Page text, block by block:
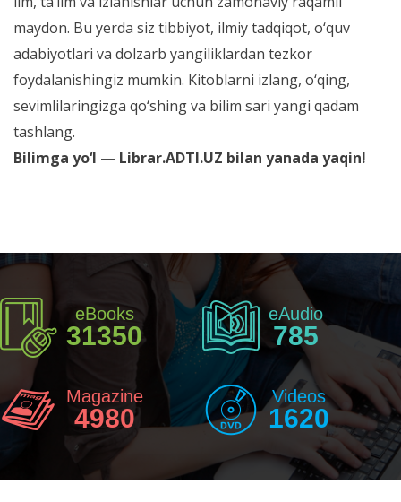
maydon. Bu yerda siz tibbiyot, ilmiy tadqiqot, o‘quv
adabiyotlari va dolzarb yangiliklardan tezkor
foydalanishingiz mumkin. Kitoblarni izlang, o‘qing,
sevimlilaringizga qo‘shing va bilim sari yangi qadam
tashlang.
Bilimga yo‘l — Librar.ADTI.UZ bilan yanada yaqin!
eBooks
31350
eAudio
785
Magazine
4980
Videos
1620